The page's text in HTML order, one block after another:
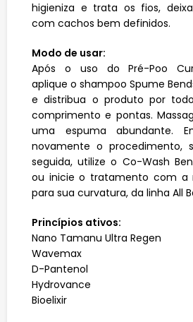
higieniza e trata os fios,
com cachos bem definidos.
Modo de usar:
Após o uso do Pré-Poo
aplique o shampoo Spume
e distribua o produto por
comprimento e pontas.
uma espuma abundante.
novamente o procedimento,
seguida, utilize o Co-Wash
ou inicie o tratamento com a
para sua curvatura, da linha All
Princípios ativos:
Nano Tamanu Ultra Regen
Wavemax
D-Pantenol
Hydrovance
Bioelixir